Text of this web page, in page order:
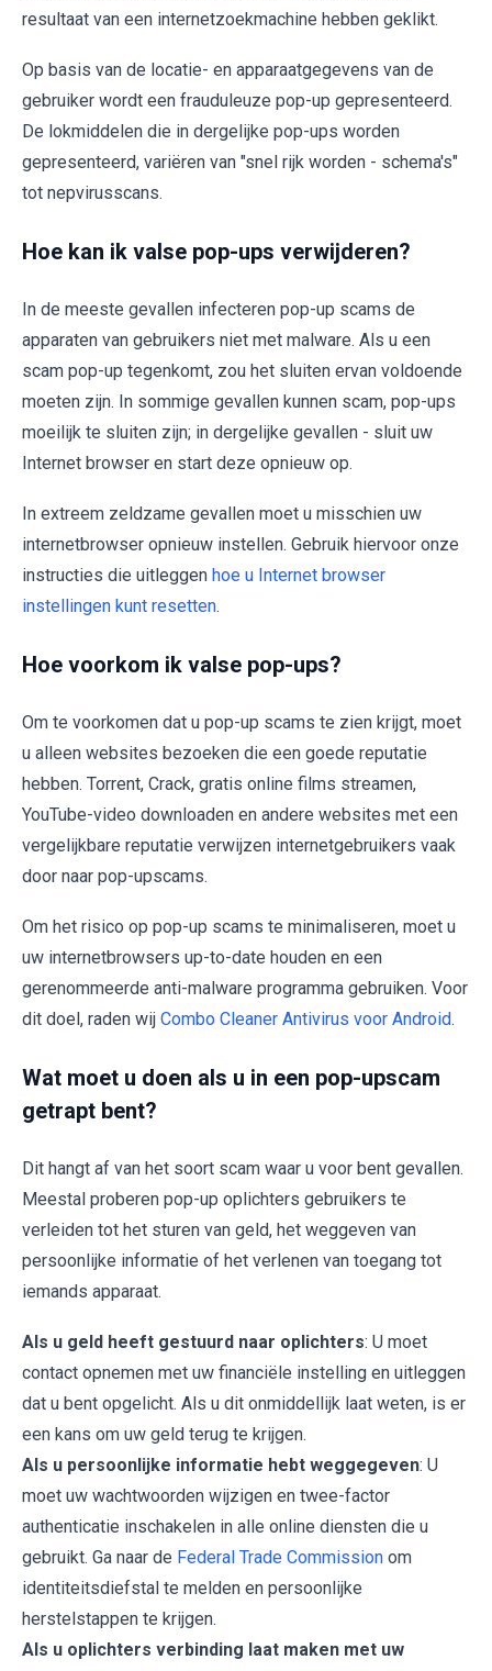
resultaat van een internetzoekmachine hebben geklikt.
Op basis van de locatie- en apparaatgegevens van de
gebruiker wordt een frauduleuze pop-up gepresenteerd.
De lokmiddelen die in dergelijke pop-ups worden
gepresenteerd, variëren van "snel rijk worden - schema's"
tot nepvirusscans.
Hoe kan ik valse pop-ups verwijderen?
In de meeste gevallen infecteren pop-up scams de
apparaten van gebruikers niet met malware. Als u een
scam pop-up tegenkomt, zou het sluiten ervan voldoende
moeten zijn. In sommige gevallen kunnen scam, pop-ups
moeilijk te sluiten zijn; in dergelijke gevallen - sluit uw
Internet browser en start deze opnieuw op.
In extreem zeldzame gevallen moet u misschien uw
internetbrowser opnieuw instellen. Gebruik hiervoor onze
instructies die uitleggen hoe u Internet browser
instellingen kunt resetten.
Hoe voorkom ik valse pop-ups?
Om te voorkomen dat u pop-up scams te zien krijgt, moet
u alleen websites bezoeken die een goede reputatie
hebben. Torrent, Crack, gratis online films streamen,
YouTube-video downloaden en andere websites met een
vergelijkbare reputatie verwijzen internetgebruikers vaak
door naar pop-upscams.
Om het risico op pop-up scams te minimaliseren, moet u
uw internetbrowsers up-to-date houden en een
gerenommeerde anti-malware programma gebruiken. Voor
dit doel, raden wij Combo Cleaner Antivirus voor Android.
Wat moet u doen als u in een pop-upscam
getrapt bent?
Dit hangt af van het soort scam waar u voor bent gevallen.
Meestal proberen pop-up oplichters gebruikers te
verleiden tot het sturen van geld, het weggeven van
persoonlijke informatie of het verlenen van toegang tot
iemands apparaat.
Als u geld heeft gestuurd naar oplichters: U moet
contact opnemen met uw financiële instelling en uitleggen
dat u bent opgelicht. Als u dit onmiddellijk laat weten, is er
een kans om uw geld terug te krijgen.
Als u persoonlijke informatie hebt weggegeven: U
moet uw wachtwoorden wijzigen en twee-factor
authenticatie inschakelen in alle online diensten die u
gebruikt. Ga naar de Federal Trade Commission om
identiteitsdiefstal te melden en persoonlijke
herstelstappen te krijgen.
Als u oplichters verbinding laat maken met uw